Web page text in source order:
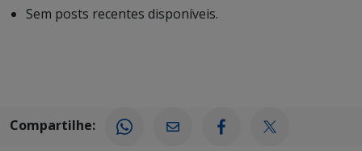
Sem posts recentes disponíveis.
Compartilhe: